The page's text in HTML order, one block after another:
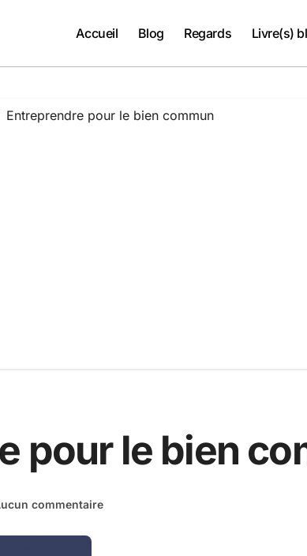
Accueil Blog Regards Livre(s)
Entreprendre pour le bien commun
pour le bien
commentaire